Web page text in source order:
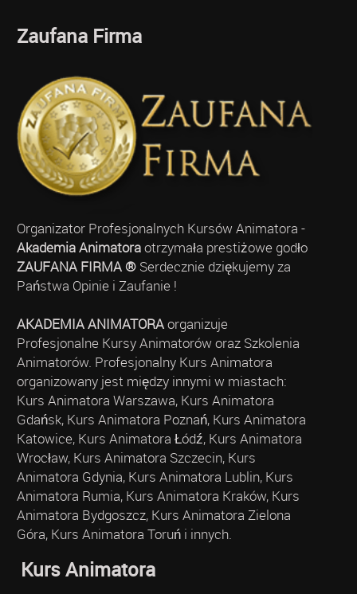
Zaufana Firma
Organizator Profesjonalnych Kursów Animatora -
Akademia Animatoraotrzymała prestiżowe godło
ZAUFANA FIRMA ®Serdecznie dziękujemy za
Państwa Opinie i Zaufanie !
AKADEMIA ANIMATORAorganizuje
Profesjonalne Kursy Animatorów oraz Szkolenia
Animatorów. Profesjonalny Kurs Animatora
organizowany jest między innymi w miastach:
Kurs Animatora Warszawa, Kurs Animatora
Gdańsk, Kurs Animatora Poznań, Kurs Animatora
Katowice, Kurs Animatora Łódź, Kurs Animatora
Wrocław, Kurs Animatora Szczecin, Kurs
Animatora Gdynia, Kurs Animatora Lublin, Kurs
Animatora Rumia, Kurs Animatora Kraków, Kurs
Animatora Bydgoszcz, Kurs Animatora Zielona
Góra, Kurs Animatora Toruń i innych.
Kurs Animatora